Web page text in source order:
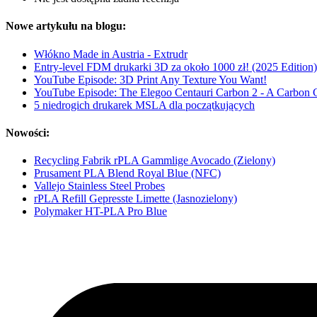
Nowe artykułu na blogu:
Włókno Made in Austria - Extrudr
Entry-level FDM drukarki 3D za około 1000 zł! (2025 Edition)
YouTube Episode: 3D Print Any Texture You Want!
YouTube Episode: The Elegoo Centauri Carbon 2 - A Carbon
5 niedrogich drukarek MSLA dla początkujących
Nowości:
Recycling Fabrik rPLA Gammlige Avocado (Zielony)
Prusament PLA Blend Royal Blue (NFC)
Vallejo Stainless Steel Probes
rPLA Refill Gepresste Limette (Jasnozielony)
Polymaker HT-PLA Pro Blue